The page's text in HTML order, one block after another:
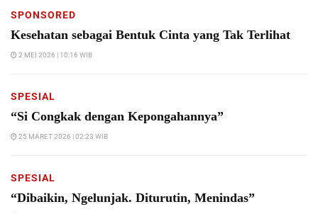
SPONSORED
Kesehatan sebagai Bentuk Cinta yang Tak Terlihat
2 MEI 2026 | 10:16 WIB
SPESIAL
“Si Congkak dengan Kepongahannya”
25 MARET 2026 | 02:23 WIB
SPESIAL
“Dibaikin, Ngelunjak. Diturutin, Menindas”